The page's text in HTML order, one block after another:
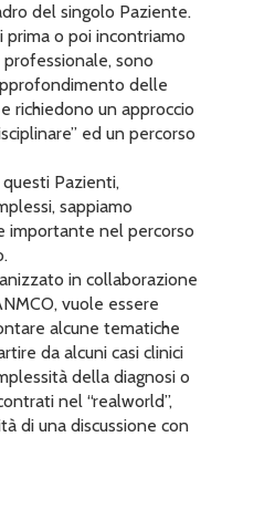
del singolo Paziente.
prima o poi incontriamo
sono
delle
richiedono un approccio
ed un percorso
Pazienti,
sappiamo
importante nel percorso
in collaborazione
vuole essere
alcune tematiche
da alcuni casi clinici
della diagnosi o
nel “realworld”,
di una discussione con